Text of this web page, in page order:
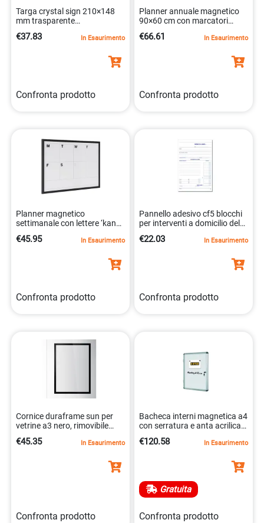
Targa crystal sign 210×148
mm trasparente
4005546403595
€37.83 In Esaurimento
Confronta prodotto
Planner annuale magnetico
90×60 cm con marcatori
€66.61 In Esaurimento
Confronta prodotto
Planner magnetico
settimanale con lettere ‘kan
€45.95 In Esaurimento
Confronta prodotto
Pannello adesivo cf5 blocchi
per interventi a domicilio del
€22.03 In Esaurimento
Confronta prodotto
Cornice duraframe sun per
vetrine a3 nero, rimovibile
€45.35 In Esaurimento
Confronta prodotto
Bacheca interni magnetica a4
con serratura e anta acrilica
€120.58 In Esaurimento
Gratuita
Confronta prodotto